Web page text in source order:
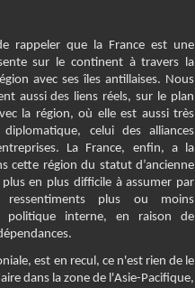
rappeler que la France est une
sur le continent à travers la
avec ses îles antillaises. Nous
aussi des liens réels, sur le plan
la région, où elle est aussi très
celui des alliances
La France, enfin, a la
cette région du statut d’ancienne
en plus difficile à assumer par
ressentiments plus ou moins
politique interne, en raison de
est en recul, ce n'est rien de le
dans la zone de l'Asie-Pacifique,